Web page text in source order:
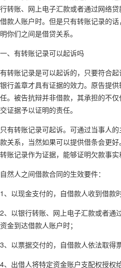
行转账、网上电子汇款或者通过网络
借款人账户时。但是只有转账记录的
明你们之间是借贷关系。
一、有转账记录可以起诉吗
有转账记录是可以起诉的，只要符合
银行盖章才具有证据的效力。原告提
任。被告抗辩并非借款，其承担的不
交证据予以证明的责任。
只有转账记录可起诉。可通过当事人
款关系，当然如果可以提供借条会更
转账记录作为证据，能够证明欠款事实
自然人之间借款合同的生效要件：
1、以现金支付的，自借款人收到借款时
2、以银行转账、网上电子汇款或者通
资金到达借款人账户时；
3、以票据交付的，自借款人依法取得
4、出借人将特定资金账户支配权授权